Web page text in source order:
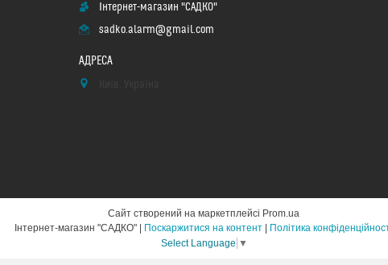
Інтернет-магазин "САДКО"
sadko.alarm@gmail.com
Сайт створений на маркетплейсі Prom.ua
Поскаржитися на контент
Політика
Select Language ▼